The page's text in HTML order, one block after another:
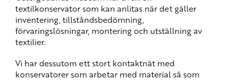
textilkonservator som kan anlitas när det gäller
inventering, tillståndsbedömning,
förvaringslösningar, montering och utställning av
textilier.
Vi har dessutom ett stort kontaktnät med
konservatorer som arbetar med material så som